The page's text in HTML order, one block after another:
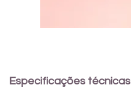
Especificações técnicas